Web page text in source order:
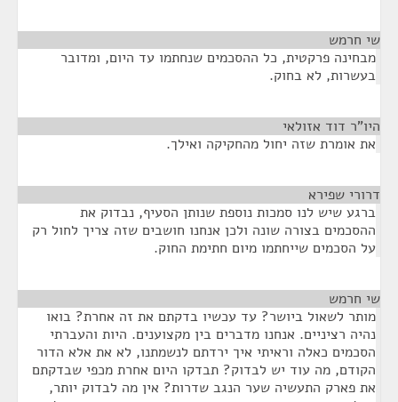
שי חרמש
מבחינה פרקטית, כל ההסכמים שנחתמו עד היום, ומדובר
בעשרות, לא בחוק.
היו"ר דוד אזולאי
את אומרת שזה יחול מהחקיקה ואילך.
דרורי שפירא
ברגע שיש לנו סמכות נוספת שנותן הסעיף, נבדוק את
ההסכמים בצורה שונה ולכן אנחנו חושבים שזה צריך לחול רק
על הסכמים שייחתמו מיום חתימת החוק.
שי חרמש
מותר לשאול ביושר? עד עכשיו בדקתם את זה אחרת? בואו
נהיה רציניים. אנחנו מדברים בין מקצוענים. היות והעברתי
הסכמים כאלה וראיתי איך ירדתם לנשמתנו, לא את אלא הדור
הקודם, מה עוד יש לבדוק? תבדקו היום אחרת מכפי שבדקתם
את פארק התעשיה שער הנגב שדרות? אין מה לבדוק יותר,